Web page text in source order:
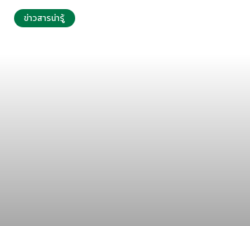
ข่าวสารน่ารู้